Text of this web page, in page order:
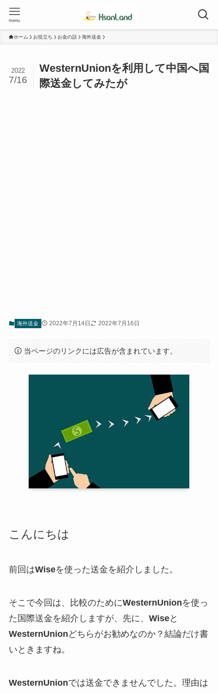
menu
ホーム お役立ち お金の話 海外送金
WesternUnionを利用して中国へ国
際送金してみたが
2022
7/16
海外送金 2022年7月14日 2022年7月16日
当ページのリンクには広告が含まれています。
こんにちは
前回はWiseを使った送金を紹介しました。
そこで今回は、比較のためにWesternUnionを使っ
た国際送金を紹介しますが、先に、 Wiseと
WesternUnion どちらがお勧めなのか？結論だけ書
いときますね。
WesternUnionでは送金できませんでした。理由は